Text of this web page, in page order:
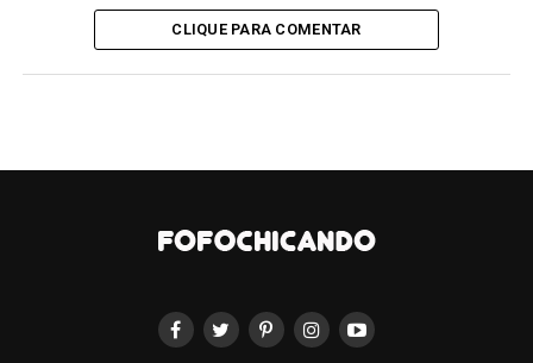
que o aborto aconteceu de forma espontânea e“sem a
conduta intencional de abandono do feto”.
O caso aconteceu no último dia 22 de abril e vinha sendo
CLIQUE PARA COMENTAR